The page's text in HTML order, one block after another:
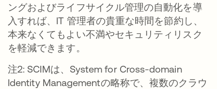
ングおよびライフサイクル管理の自動化を導
入すれば、IT 管理者の貴重な時間を節約し、
本来なくてもよい不満やセキュリティリスク
を軽減できます。
注2: SCIMは、System for Cross-domain
Identity Managementの略称で、複数のクラウ